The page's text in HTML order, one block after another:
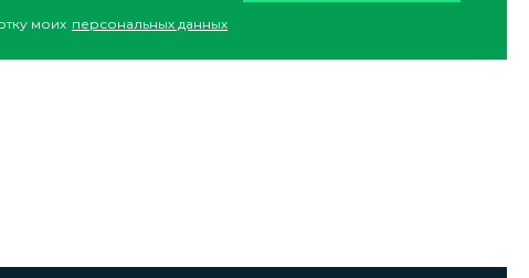
моих персональных данных